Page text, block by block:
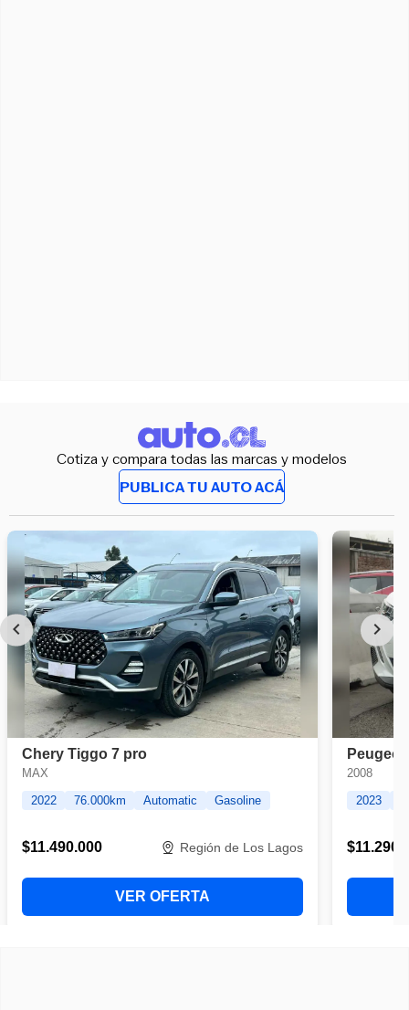
Cotiza y compara todas las marcas y modelos
PUBLICA TU AUTO ACÁ